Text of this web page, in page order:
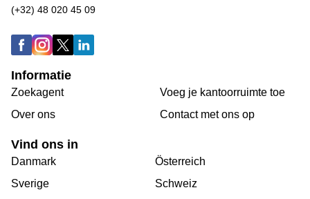
(+32) 48 020 45 09
Informatie
Zoekagent
Over ons
Voeg je kantoorruimte toe
Сontact met ons op
Vind ons in
Danmark
Sverige
Österreich
Schweiz